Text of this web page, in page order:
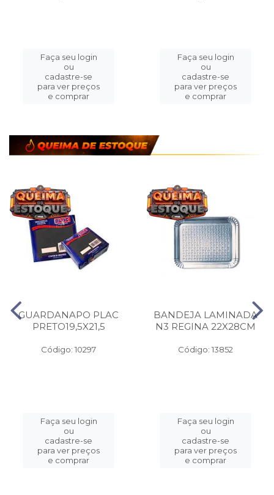
Faça seu login
ou
cadastre-se
para ver preços
e comprar
Faça seu login
ou
cadastre-se
para ver preços
e comprar
GUARDANAPO PLAC
PRETO19,5X21,5
Código: 10297
Faça seu login
ou
cadastre-se
para ver preços
e comprar
BANDEJA LAMINADA
N3 REGINA 22X28CM
Código: 13852
Faça seu login
ou
cadastre-se
para ver preços
e comprar